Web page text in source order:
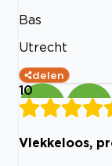
Bas
Utrecht
delen
10
Vlekkeloos,